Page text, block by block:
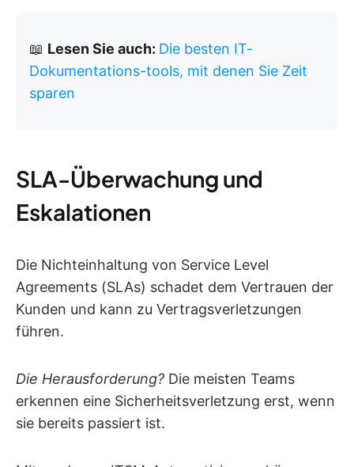
📖 Lesen Sie auch: Die besten IT-
Dokumentations-tools, mit denen Sie Zeit
sparen
SLA-Überwachung und
Eskalationen
Die Nichteinhaltung von Service Level
Agreements (SLAs) schadet dem Vertrauen der
Kunden und kann zu Vertragsverletzungen
führen.
Die Herausforderung? Die meisten Teams
erkennen eine Sicherheitsverletzung erst, wenn
sie bereits passiert ist.